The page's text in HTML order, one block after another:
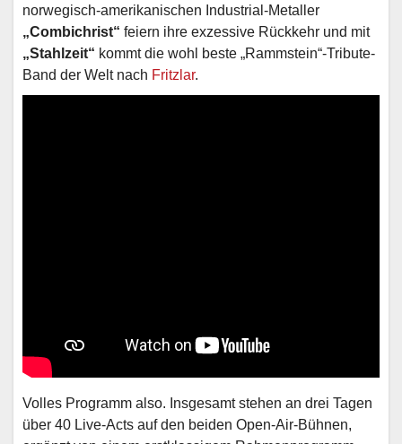
norwegisch-amerikanischen Industrial-Metaller
„Combichrist“ feiern ihre exzessive Rückkehr und mit
„Stahlzeit“ kommt die wohl beste „Rammstein“-Tribute-
Band der Welt nach Fritzlar.
Volles Programm also. Insgesamt stehen an drei Tagen
über 40 Live-Acts auf den beiden Open-Air-Bühnen,